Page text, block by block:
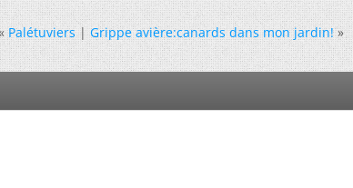
Palétuviers|Grippe avière:canards dans mon jardin! »